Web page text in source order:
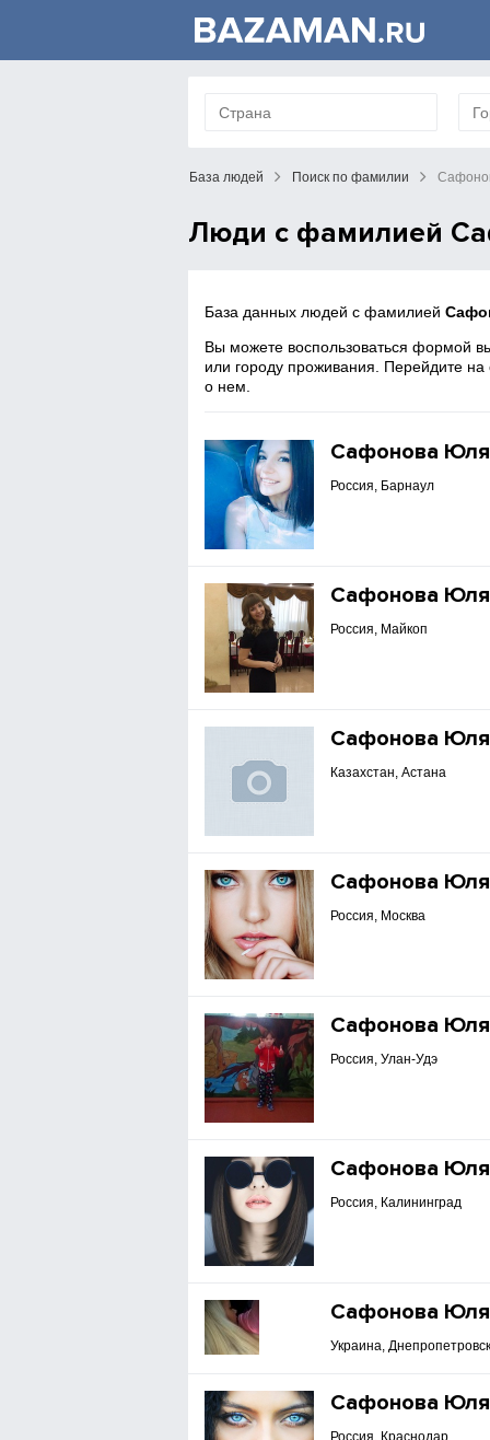
База людей Поиск по фамилии
Люди с фамилией
База данных людей с фамилией
Вы можете воспользоваться формой
или городу проживания. Перейдите
о нем.
Сафонова Юля
Россия, Барнаул
Сафонова Юля
Россия, Майкоп
Сафонова Юля
Казахстан, Астана
Сафонова Юля
Россия, Москва
Сафонова Юля
Россия, Улан-Удэ
Сафонова Юля
Россия, Калининград
Сафонова Юля
Украина,
Сафонова Юля
Россия, Краснодар